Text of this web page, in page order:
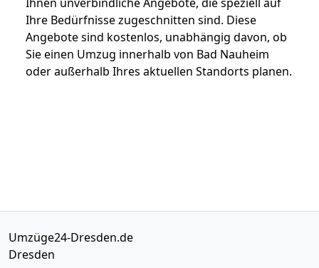
Ihre Bedürfnisse zugeschnitten sind. Diese
Angebote sind kostenlos, unabhängig davon, ob
Sie einen Umzug innerhalb von Bad Nauheim
oder außerhalb Ihres aktuellen Standorts planen.
Umzüge24-Dresden.de
Dresden